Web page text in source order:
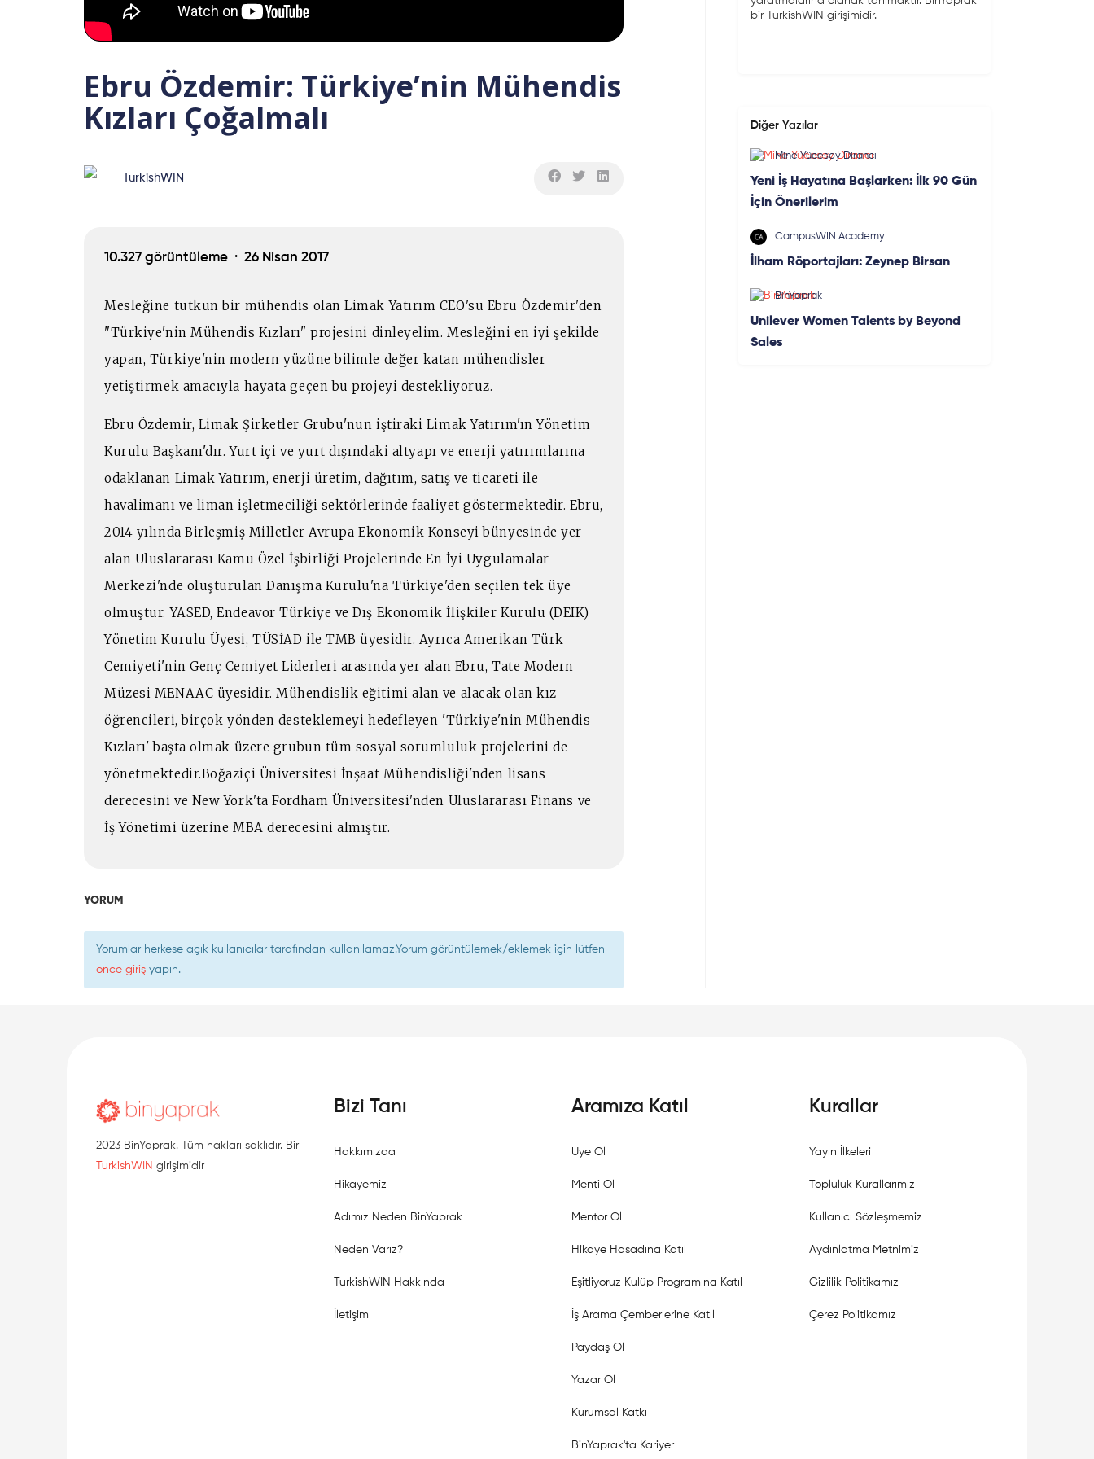
Ebru Özdemir: Türkiye’nin Mühendis
Kızları Çoğalmalı
TurkishWIN
10.327 görüntüleme · 26 Nisan 2017
Mesleğine tutkun bir mühendis olan Limak Yatırım CEO'su Ebru Özdemir'den
"Türkiye'nin Mühendis Kızları" projesini dinleyelim. Mesleğini en iyi şekilde
yapan, Türkiye'nin modern yüzüne bilimle değer katan mühendisler
yetiştirmek amacıyla hayata geçen bu projeyi destekliyoruz.
Ebru Özdemir, Limak Şirketler Grubu'nun iştiraki Limak Yatırım'ın Yönetim
Kurulu Başkanı'dır. Yurt içi ve yurt dışındaki altyapı ve enerji yatırımlarına
odaklanan Limak Yatırım, enerji üretim, dağıtım, satış ve ticareti ile
havalimanı ve liman işletmeciliği sektörlerinde faaliyet göstermektedir. Ebru,
2014 yılında Birleşmiş Milletler Avrupa Ekonomik Konseyi bünyesinde yer
alan Uluslararası Kamu Özel İşbirliği Projelerinde En İyi Uygulamalar
Merkezi'nde oluşturulan Danışma Kurulu'na Türkiye'den seçilen tek üye
olmuştur. YASED, Endeavor Türkiye ve Dış Ekonomik İlişkiler Kurulu (DEIK)
Yönetim Kurulu Üyesi, TÜSİAD ile TMB üyesidir. Ayrıca Amerikan Türk
Cemiyeti'nin Genç Cemiyet Liderleri arasında yer alan Ebru, Tate Modern
Müzesi MENAAC üyesidir. Mühendislik eğitimi alan ve alacak olan kız
öğrencileri, birçok yönden desteklemeyi hedefleyen 'Türkiye'nin Mühendis
Kızları' başta olmak üzere grubun tüm sosyal sorumluluk projelerini de
yönetmektedir.Boğaziçi Üniversitesi İnşaat Mühendisliği'nden lisans
derecesini ve New York'ta Fordham Üniversitesi'nden Uluslararası Finans ve
İş Yönetimi üzerine MBA derecesini almıştır.
YORUM
Yorumlar herkese açık kullanıcılar tarafından kullanılamaz.Yorum görüntülemek/eklemek için lütfen
önce giriş yapın.
bir TurkishWIN girişimidir.
Diğer Yazılar
Mine Yücesoy Dirancı
Yeni İş Hayatına Başlarken: İlk 90 Gün
İçin Önerilerim
CampusWIN Academy
İlham Röportajları: Zeynep Birsan
BinYaprak
Unilever Women Talents by Beyond
Sales
2023 BinYaprak. Tüm hakları saklıdır. Bir
TurkishWIN girişimidir
Bizi Tanı
Hakkımızda
Hikayemiz
Adımız Neden BinYaprak
Neden Varız?
TurkishWIN Hakkında
İletişim
Aramıza Katıl
Üye Ol
Menti Ol
Mentor Ol
Hikaye Hasadına Katıl
Eşitliyoruz Kulüp Programına Katıl
İş Arama Çemberlerine Katıl
Paydaş Ol
Yazar Ol
Kurumsal Katkı
BinYaprak'ta Kariyer
Kurallar
Yayın İlkeleri
Topluluk Kurallarımız
Kullanıcı Sözleşmemiz
Aydınlatma Metnimiz
Gizlilik Politikamız
Çerez Politikamız